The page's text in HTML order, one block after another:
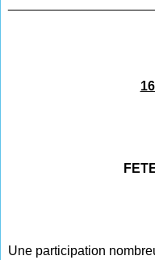
Une participation